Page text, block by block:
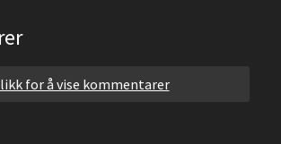
for å vise kommentarer